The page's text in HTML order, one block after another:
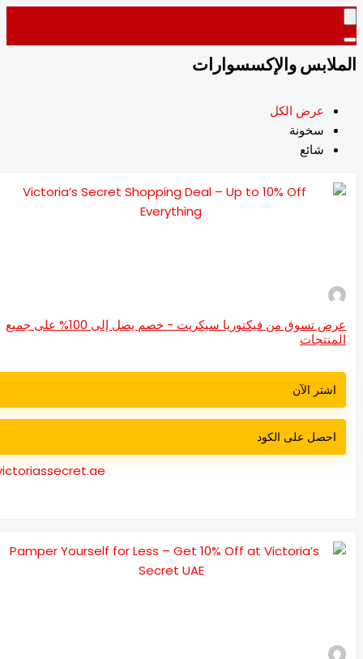
والإكسسوارات
عرض الكل
سخونة
شائع
عرض تسوق من فيكتوريا سيكريت - خصم يصل إلى 100% على جميع
اشتر الآن
احصل على الكود
victoriassecret.ae